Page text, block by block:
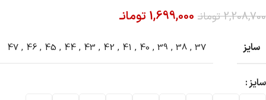
2,208,700تومانـ 1,699,000 تومانـ
سایز 37
,
38
,
39
,
40
,
41
,
42
,
43
,
44
,
45
,
46
,
47
سایز